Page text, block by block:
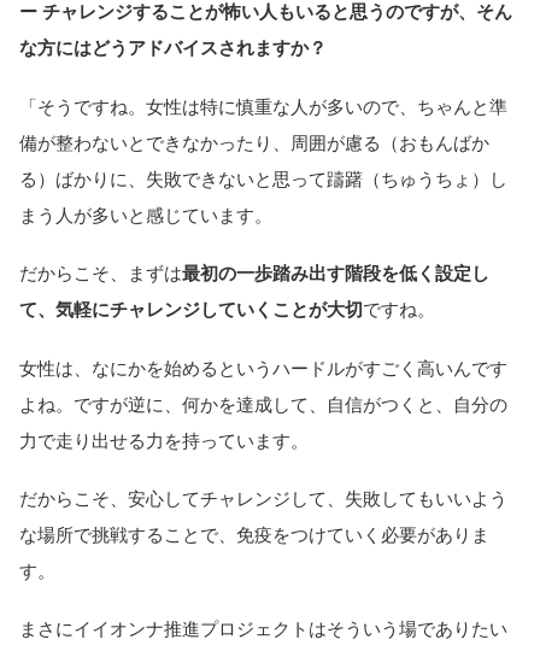
ー チャレンジすることが怖い人もいると思うのですが、そん
な方にはどうアドバイスされますか？
「そうですね。女性は特に慎重な人が多いので、ちゃんと準
備が整わないとできなかったり、周囲が慮る（おもんばか
る）ばかりに、失敗できないと思って躊躇（ちゅうちょ）し
まう人が多いと感じています。
だからこそ、まずは最初の一歩踏み出す階段を低く設定し
て、気軽にチャレンジしていくことが大切ですね。
女性は、なにかを始めるというハードルがすごく高いんです
よね。ですが逆に、何かを達成して、自信がつくと、自分の
力で走り出せる力を持っています。
だからこそ、安心してチャレンジして、失敗してもいいよう
な場所で挑戦することで、免疫をつけていく必要がありま
す。
まさにイイオンナ推進プロジェクトはそういう場でありたい